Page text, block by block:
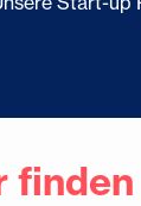
finden